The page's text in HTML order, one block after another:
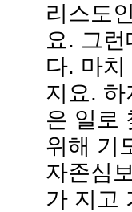
리스도
요. 그
다. 마
지요.
은 일로
위해 기
자존심
가 지고